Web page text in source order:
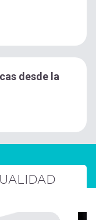
desde la